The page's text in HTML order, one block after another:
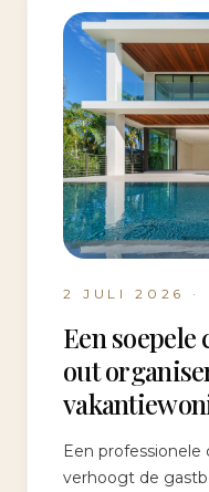
2 JULI 2026 ·
Een
out
Een
verhoogt de